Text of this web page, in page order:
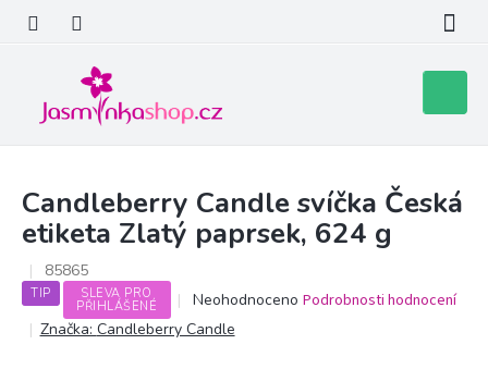
obsah
košík
Candleberry Candle svíčka Česká
etiketa Zlatý paprsek, 624 g
85865
TIP
SLEVA PRO
PŘIHLÁŠENÉ
Průměrné
hodnocení
produktu
Neohodnoceno Podrobnosti hodnocení
Značka: Candleberry Candle